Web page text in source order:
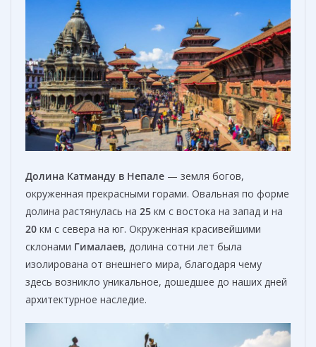
Долина Катманду в Непале — земля богов,
окруженная прекрасными горами. Овальная по форме
долина растянулась на 25 км с востока на запад и на
20 км с севера на юг. Окруженная красивейшими
склонами Гималаев, долина сотни лет была
изолирована от внешнего мира, благодаря чему
здесь возникло уникальное, дошедшее до наших дней
архитектурное наследие.